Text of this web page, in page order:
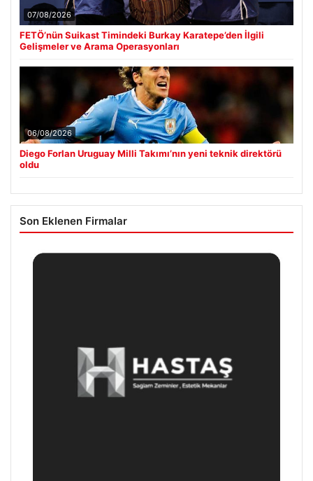
07/08/2026
FETÖ’nün Suikast Timindeki Burkay Karatepe’den İlgili
Gelişmeler ve Arama Operasyonları
06/08/2026
Diego Forlan Uruguay Milli Takımı’nın yeni teknik direktörü
oldu
Son Eklenen Firmalar